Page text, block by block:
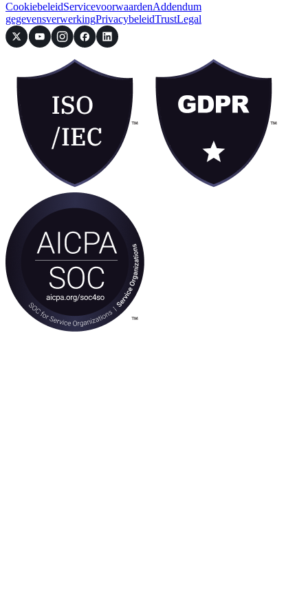
CookiebeleidServicevoorwaardenAddendum
gegevensverwerkingPrivacybeleidTrustLegal